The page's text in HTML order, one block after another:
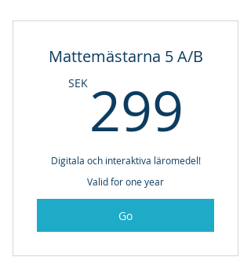
Mattemästarna 5 A/B
SEK 299
Digitala och interaktiva läromedel!
Valid for one year
Go